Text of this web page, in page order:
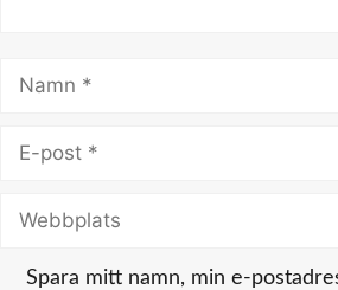
Namn
Webbplats
Spara mitt namn, min e-